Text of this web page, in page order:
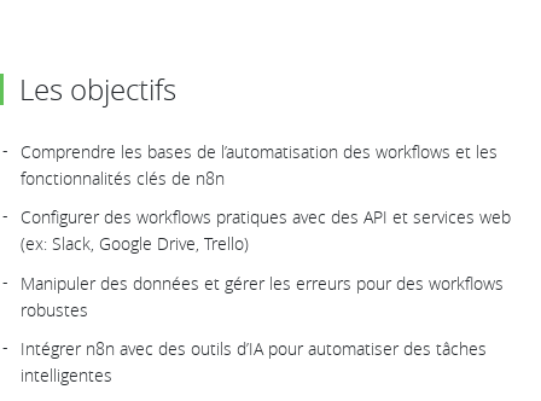
Les objectifs
Comprendre les bases de l’automatisation des workflows et les
fonctionnalités clés de n8n
Configurer des workflows pratiques avec des API et services web
(ex: Slack, Google Drive, Trello)
Manipuler des données et gérer les erreurs pour des workflows
robustes
Intégrer n8n avec des outils d’IA pour automatiser des tâches
intelligentes